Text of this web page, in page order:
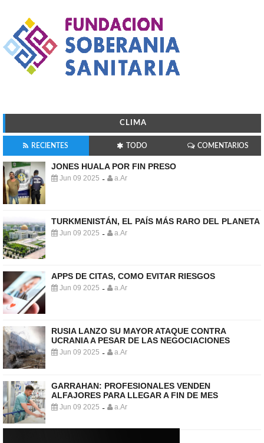
CLIMA
RECIENTES TODO COMENTARIOS
JONES HUALA POR FIN PRESO
Jun 09 2025 - a.Ar
TURKMENISTÁN, EL PAÍS MÁS RARO DEL PLANETA
Jun 09 2025 - a.Ar
APPS DE CITAS, COMO EVITAR RIESGOS
Jun 09 2025 - a.Ar
RUSIA LANZO SU MAYOR ATAQUE CONTRA
UCRANIA A PESAR DE LAS NEGOCIACIONES
Jun 09 2025 - a.Ar
GARRAHAN: PROFESIONALES VENDEN
ALFAJORES PARA LLEGAR A FIN DE MES
Jun 09 2025 - a.Ar